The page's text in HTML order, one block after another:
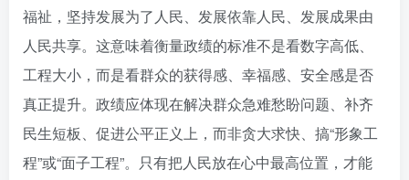
福祉，坚持发展为了人民、发展依靠人民、发展成果由
人民共享。这意味着衡量政绩的标准不是看数字高低、
工程大小，而是看群众的获得感、幸福感、安全感是否
真正提升。政绩应体现在解决群众急难愁盼问题、补齐
民生短板、促进公平正义上，而非贪大求快、搞“形象工
程”或“面子工程”。只有把人民放在心中最高位置，才能